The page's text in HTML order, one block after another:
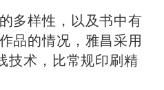
多样性，以及书中有
品的情况，雅昌采用
技术，比常规印刷精